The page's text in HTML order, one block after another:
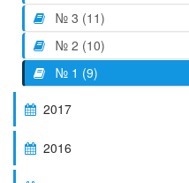
№ 3 (11)
№ 2 (10)
№ 1 (9)
2017
2016